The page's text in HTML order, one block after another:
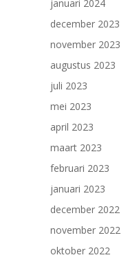
januari 2024
december 2023
november 2023
augustus 2023
juli 2023
mei 2023
april 2023
maart 2023
februari 2023
januari 2023
december 2022
november 2022
oktober 2022